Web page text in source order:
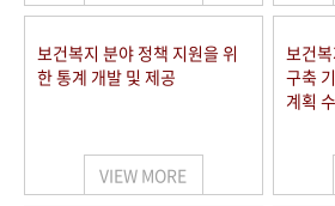
보건복지 분야 정책 지원을 위
한 통계 개발 및 제공
VIEW MORE
보건
구축
계획